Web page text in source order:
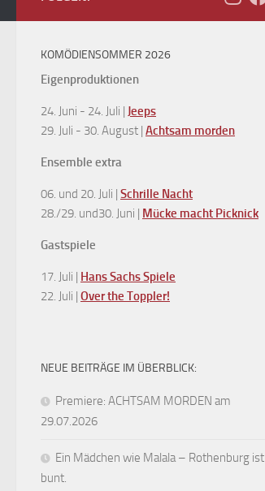
KOMÖDIENSOMMER 2026
Eigenproduktionen
24. Juni - 24. Juli | Jeeps
29. Juli - 30. August | Achtsam morden
Ensemble extra
06. und 20. Juli | Schrille Nacht
28./29. und30. Juni | Mücke macht Picknick
Gastspiele
17. Juli | Hans Sachs Spiele
22. Juli | Over the Toppler!
NEUE BEITRÄGE IM ÜBERBLICK:
Premiere: ACHTSAM MORDEN am
29.07.2026
Ein Mädchen wie Malala – Rothenburg ist
bunt.